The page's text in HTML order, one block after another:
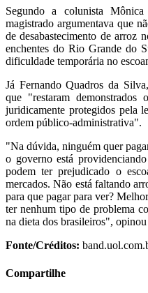
Segundo a colunista
magistrado argumentava que
de desabastecimento de arroz
enchentes do Rio Grande do
dificuldade temporária no
Já Fernando Quadros da
que "restaram demonstrados
juridicamente protegidos pela
ordem público-administrativa".
"Na dúvida, ninguém quer
o governo está
podem ter prejudicado o
mercados. Não está faltando
para que pagar para ver?
ter nenhum tipo de problema
na dieta dos brasileiros",
Fonte/Créditos:
Compartilhe